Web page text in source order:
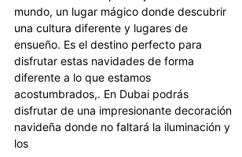
mundo, un lugar mágico donde descubrir
una cultura diferente y lugares de
ensueño. Es el destino perfecto para
disfrutar estas navidades de forma
diferente a lo que estamos
acostumbrados,. En Dubai podrás
disfrutar de una impresionante decoración
navideña donde no faltará la iluminación y
los